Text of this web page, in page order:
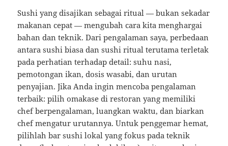
Sushi yang disajikan sebagai ritual — bukan sekadar
makanan cepat — mengubah cara kita menghargai
bahan dan teknik. Dari pengalaman saya, perbedaan
antara sushi biasa dan sushi ritual terutama terletak
pada perhatian terhadap detail: suhu nasi,
pemotongan ikan, dosis wasabi, dan urutan
penyajian. Jika Anda ingin mencoba pengalaman
terbaik: pilih omakase di restoran yang memiliki
chef berpengalaman, luangkan waktu, dan biarkan
chef mengatur urutannya. Untuk penggemar hemat,
pilihlah bar sushi lokal yang fokus pada teknik